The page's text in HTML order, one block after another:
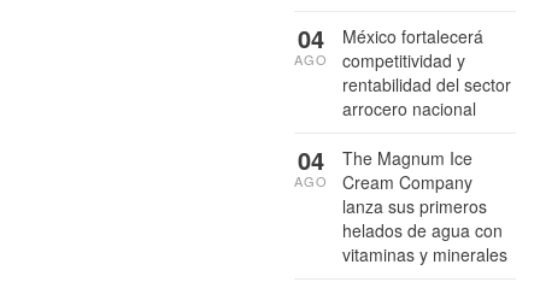
México fortalecerá
competitividad y
rentabilidad del sector
arrocero nacional
04
AGO
The Magnum Ice
Cream Company
lanza sus primeros
helados de agua con
vitaminas y minerales
04
AGO